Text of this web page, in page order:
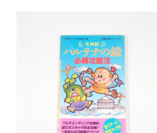
【GB】ゲームボーイ - GAME BOY
【PS】プレイステーション - PLAY STATION
【NG】ネオジオ - NEOGEO